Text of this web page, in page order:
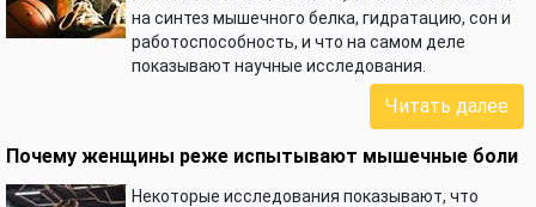
на синтез мышечного белка, гидратацию, сон и
работоспособность, и что на самом деле
показывают научные исследования.
Читать далее
Почему женщины реже испытывают мышечные боли
Некоторые исследования показывают, что